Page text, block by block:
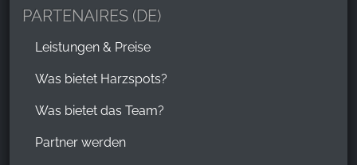
PARTENAIRES (DE)
Leistungen & Preise
Was bietet Harzspots?
Was bietet das Team?
Partner werden